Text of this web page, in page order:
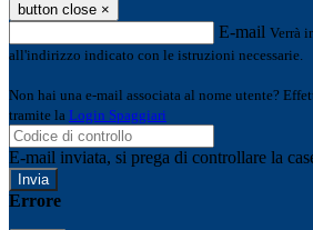
button close ×
E-mail Verrà
all'indirizzo indicato con le istruzioni necessarie.
Non hai una e-mail associata al nome utente?
tramite la Login Spaggiari
E-mail inviata, si prega di controllare la
Errore